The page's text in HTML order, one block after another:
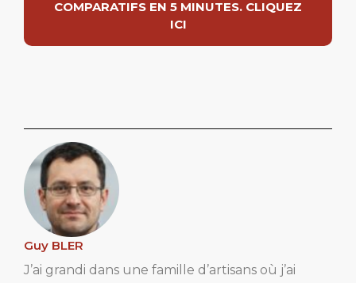
COMPARATIFS EN 5 MINUTES. CLIQUEZ
ICI
Guy BLER
J’ai grandi dans une famille d’artisans où j’ai